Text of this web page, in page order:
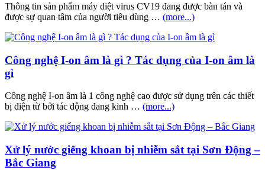
Thông tin sản phẩm máy diệt virus CV19 đang được bàn tán và
được sự quan tâm của người tiêu dùng … (more...)
Công nghệ I-on âm là gì ? Tác dụng của I-on âm là
gì
Công nghệ I-on âm là 1 công nghệ cao được sử dụng trên các thiết
bị điện từ bởi tác động đang kinh … (more...)
Xử lý nước giếng khoan bị nhiễm sắt tại Sơn Động –
Bắc Giang